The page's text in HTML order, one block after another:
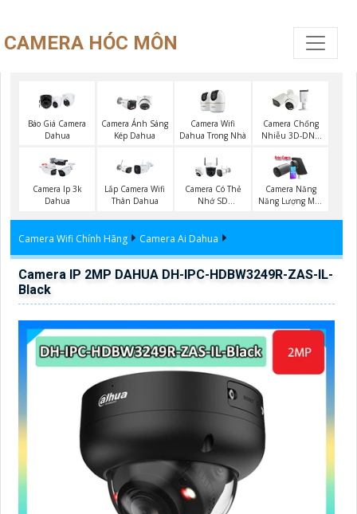
CAMERA HÓC MÔN
Báo Giá Camera
Dahua
Camera Ánh Sáng
Kép Dahua
Camera Wifi
Dahua Trong Nhà
Camera Chống
Nhiễu 3D-DNR
Camera Ip 3k
Dahua
Lắp Camera Wifi
Thân Dahua
Camera Có Thẻ
Nhớ SD
Camera Năng
Năng Lượng Mặt
Camera Wifi Chính Hãng Camera Ai Dahua
Camera IP 2MP DAHUA DH-IPC-HDBW3249R-ZAS-IL-
Black